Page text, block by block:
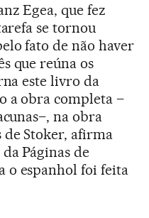
Egea, que fez
se tornou
fato de não haver
que reúna os
este livro da
a obra completa –
na obra
Stoker, afirma
Páginas de
o espanhol foi feita